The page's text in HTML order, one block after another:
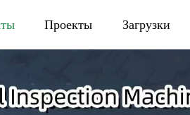
Проекты Загрузки